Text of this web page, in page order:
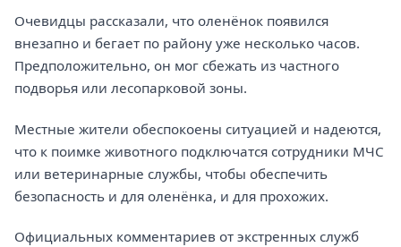
Очевидцы рассказали, что оленёнок появился
внезапно и бегает по району уже несколько часов.
Предположительно, он мог сбежать из частного
подворья или лесопарковой зоны.
Местные жители обеспокоены ситуацией и надеются,
что к поимке животного подключатся сотрудники МЧС
или ветеринарные службы, чтобы обеспечить
безопасность и для оленёнка, и для прохожих.
Официальных комментариев от экстренных служб